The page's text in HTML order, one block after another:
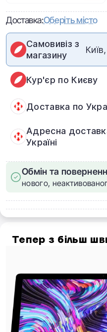
Доставка:Оберіть місто
Самовивіз з
магазину
Кур'єр по Києву
Доставка по
Адресна
Україні
Обмін та
нового,
Тепер з більш